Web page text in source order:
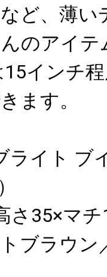
ど、薄い
のアイ
15インチ
ます。
ライト ブ
さ35×マ
ブラウ